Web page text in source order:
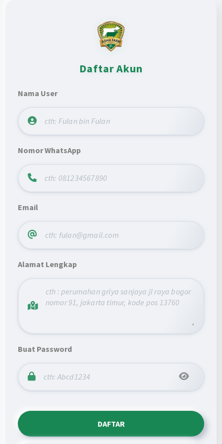
Daftar Akun
Nama User
Nomor WhatsApp
Email
Alamat Lengkap
Buat Password
DAFTAR